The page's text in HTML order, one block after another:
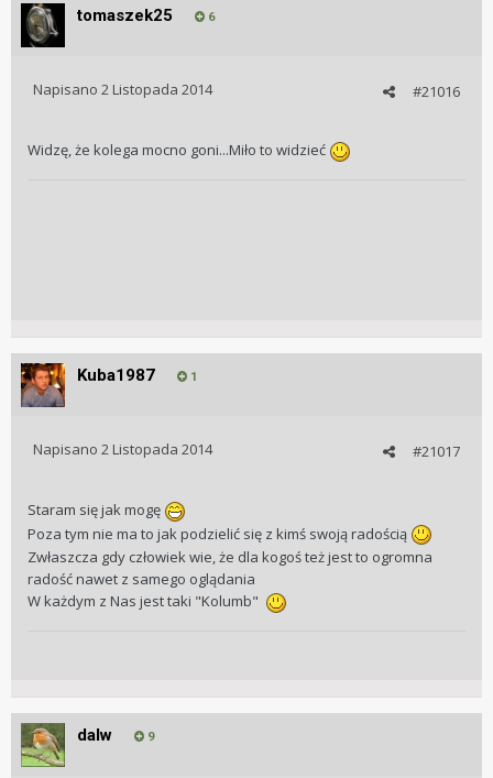
tomaszek25 6
#21016
Napisano 2 Listopada 2014
Widzę, że kolega mocno goni...Miło to widzieć
Kuba1987 1
#21017
Napisano 2 Listopada 2014
Staram się jak mogę
Poza tym nie ma to jak podzielić się z kimś swoją radością
Zwłaszcza gdy człowiek wie, że dla kogoś też jest to ogromna
radość nawet z samego oglądania
W każdym z Nas jest taki "Kolumb"
dalw 9